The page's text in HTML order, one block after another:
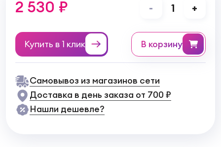
2 530 ₽ - 1 +
Купить в 1 клик в корзину
Самовывоз из магазинов сети
Доставка в день заказа от 700 ₽
Нашли дешевле?